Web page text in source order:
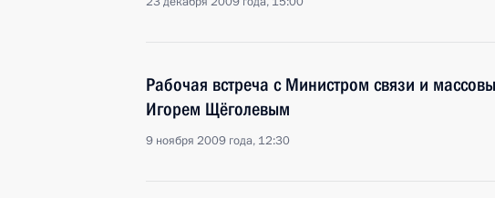
Рабочая встреча с Министром связи и
Игорем Щёголевым
9 ноября 2009 года, 12:30